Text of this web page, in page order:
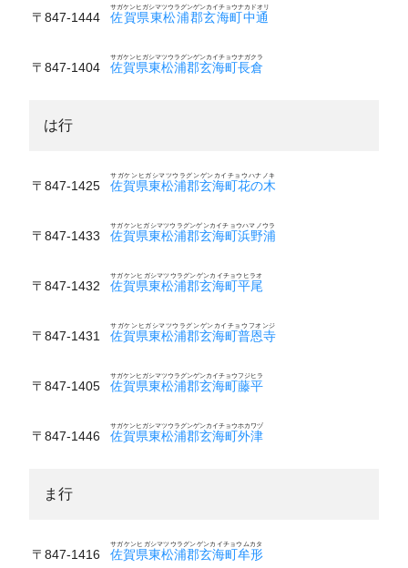
〒847-1444 佐賀県東松浦郡玄海町中通
サガケンヒガシマツウラグンゲンカイチョウナカドオリ
〒847-1404 佐賀県東松浦郡玄海町長倉
サガケンヒガシマツウラグンゲンカイチョウナガクラ
は行
〒847-1425 佐賀県東松浦郡玄海町花の木
サガケンヒガシマツウラグンゲンカイチョウハナノキ
〒847-1433 佐賀県東松浦郡玄海町浜野浦
サガケンヒガシマツウラグンゲンカイチョウハマノウラ
〒847-1432 佐賀県東松浦郡玄海町平尾
サガケンヒガシマツウラグンゲンカイチョウヒラオ
〒847-1431 佐賀県東松浦郡玄海町普恩寺
サガケンヒガシマツウラグンゲンカイチョウフオンジ
〒847-1405 佐賀県東松浦郡玄海町藤平
サガケンヒガシマツウラグンゲンカイチョウフジヒラ
〒847-1446 佐賀県東松浦郡玄海町外津
サガケンヒガシマツウラグンゲンカイチョウホカワヅ
ま行
〒847-1416 佐賀県東松浦郡玄海町牟形
サガケンヒガシマツウラグンゲンカイチョウムカタ